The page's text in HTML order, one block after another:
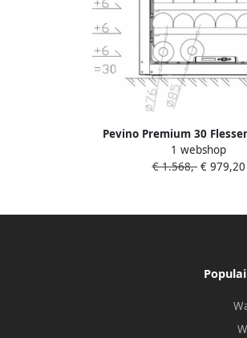
Pevino Premium 30
wijnkoelkast PI30D-B 2
60 cm Stil 38 dB 4
1 webshop
€ 1.568,-€ 979,20